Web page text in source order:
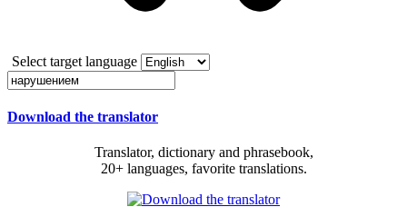
Select target language
Download the translator
Translator, dictionary and phrasebook,
20+ languages, favorite translations.